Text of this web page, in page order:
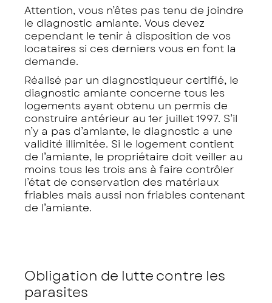
Attention, vous n’êtes pas tenu de joindre
le diagnostic amiante. Vous devez
cependant le tenir à disposition de vos
locataires si ces derniers vous en font la
demande.
Réalisé par un diagnostiqueur certifié, le
diagnostic amiante concerne tous les
logements ayant obtenu un permis de
construire antérieur au 1er juillet 1997. S’il
n’y a pas d’amiante, le diagnostic a une
validité illimitée. Si le logement contient
de l’amiante, le propriétaire doit veiller au
moins tous les trois ans à faire contrôler
l’état de conservation des matériaux
friables mais aussi non friables contenant
de l’amiante.
Obligation de lutte contre les
parasites